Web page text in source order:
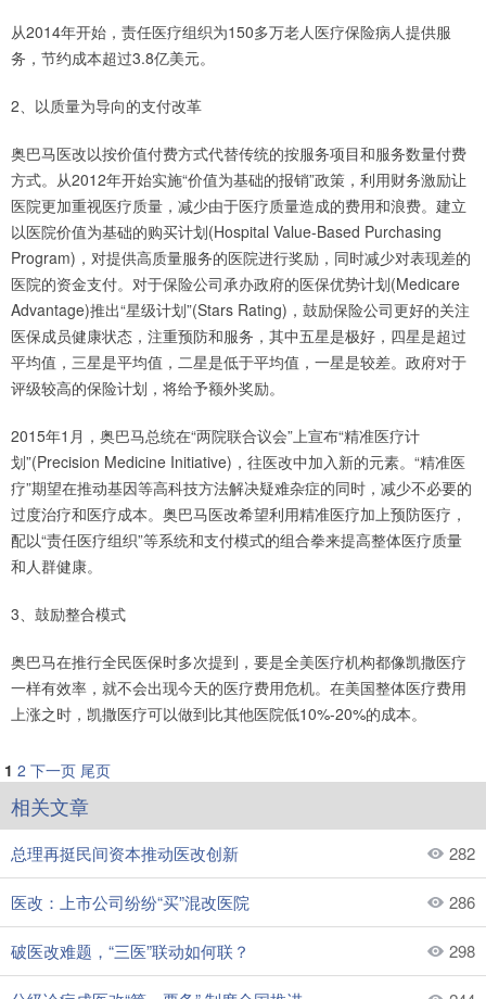
从2014年开始，责任医疗组织为150多万老人医疗保险病人提供服
务，节约成本超过3.8亿美元。
2、以质量为导向的支付改革
奥巴马医改以按价值付费方式代替传统的按服务项目和服务数量付费
方式。从2012年开始实施“价值为基础的报销”政策，利用财务激励让
医院更加重视医疗质量，减少由于医疗质量造成的费用和浪费。建立
以医院价值为基础的购买计划(Hospital Value-Based Purchasing
Program)，对提供高质量服务的医院进行奖励，同时减少对表现差的
医院的资金支付。对于保险公司承办政府的医保优势计划(Medicare
Advantage)推出“星级计划”(Stars Rating)，鼓励保险公司更好的关注
医保成员健康状态，注重预防和服务，其中五星是极好，四星是超过
平均值，三星是平均值，二星是低于平均值，一星是较差。政府对于
评级较高的保险计划，将给予额外奖励。
2015年1月，奥巴马总统在“两院联合议会”上宣布“精准医疗计
划”(Precision Medicine Initiative)，往医改中加入新的元素。“精准医
疗”期望在推动基因等高科技方法解决疑难杂症的同时，减少不必要的
过度治疗和医疗成本。奥巴马医改希望利用精准医疗加上预防医疗，
配以“责任医疗组织”等系统和支付模式的组合拳来提高整体医疗质量
和人群健康。
3、鼓励整合模式
奥巴马在推行全民医保时多次提到，要是全美医疗机构都像凯撒医疗
一样有效率，就不会出现今天的医疗费用危机。在美国整体医疗费用
上涨之时，凯撒医疗可以做到比其他医院低10%-20%的成本。
1 2 下一页 尾页
相关文章
总理再挺民间资本推动医改创新 282
医改：上市公司纷纷“买”混改医院 286
破医改难题，“三医”联动如何联？ 298